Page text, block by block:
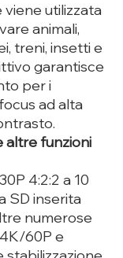
viene utilizzata
animali,
treni, insetti e
garantisce
per i
ad alta
altre funzioni
4:2:2 a 10
SD inserita
numerose
60P e